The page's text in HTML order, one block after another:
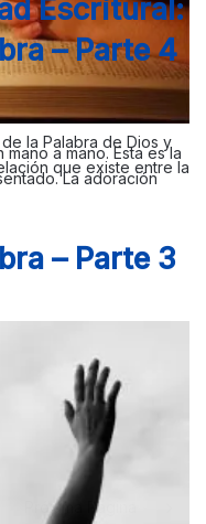
a mano. Esta es la
La adoración
Escritural:
– Parte 4
la Palabra de Dios y
que existe entre la
– Parte 3
Próxima Página